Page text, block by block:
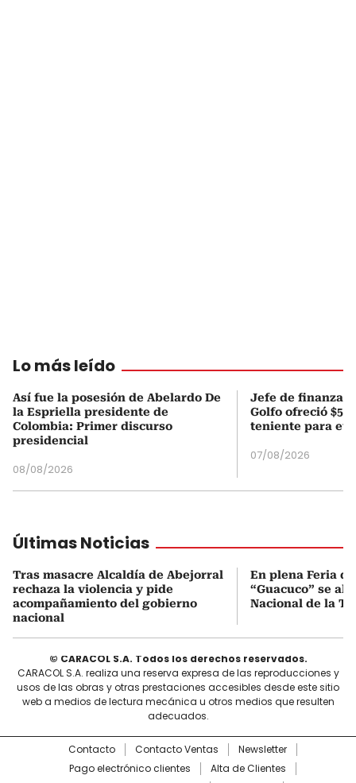
Lo más leído
Así fue la posesión de Abelardo De
la Espriella presidente de
Colombia: Primer discurso
presidencial
08/08/2026
Jefe de finanzas
Golfo ofreció
teniente para
07/08/2026
Últimas Noticias
Tras masacre Alcaldía de Abejorral
rechaza la violencia y pide
acompañamiento del gobierno
nacional
En plena Feria
“Guacuco” se
Nacional de la
© CARACOL S.A. Todos los derechos reservados.
CARACOL S.A. realiza una reserva expresa de las reproducciones y
usos de las obras y otras prestaciones accesibles desde este sitio
web a medios de lectura mecánica u otros medios que resulten
adecuados.
Contacto Contacto Ventas
Newsletter
Pago electrónico clientes
Alta de Clientes